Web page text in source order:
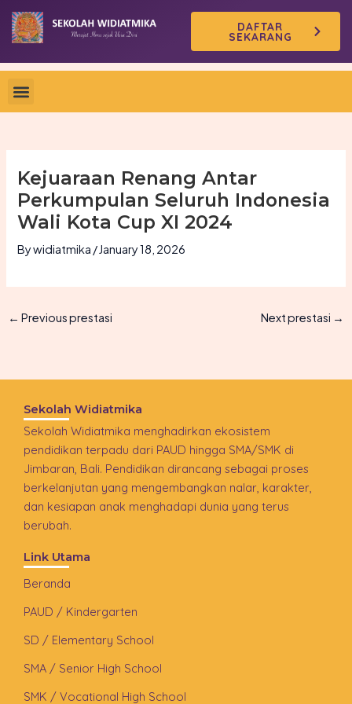
Skip
content
DAFTAR
SEKARANG
Kejuaraan Renang Antar
Perkumpulan Seluruh Indonesia
Wali Kota Cup XI 2024
Bywidiatmika /January 18, 2026
← Previous prestasi Next prestasi →
Sekolah Widiatmika
Sekolah Widiatmika menghadirkan ekosistem
pendidikan terpadu dari PAUD hingga SMA/SMK di
Jimbaran, Bali. Pendidikan dirancang sebagai proses
berkelanjutan yang mengembangkan nalar, karakter,
dan kesiapan anak menghadapi dunia yang terus
berubah.
Link Utama
Beranda
PAUD / Kindergarten
SD / Elementary School
SMA / Senior High School
SMK / Vocational High School